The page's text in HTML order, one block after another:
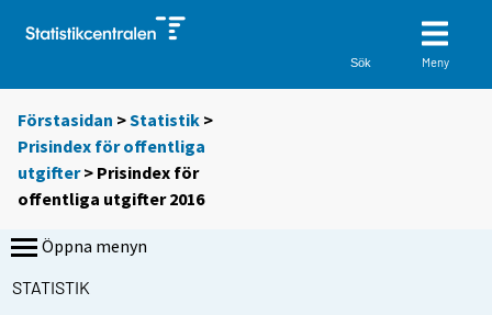
Sök Meny
Förstasidan >Statistik >
Prisindex för offentliga
utgifter> Prisindex för
offentliga utgifter 2016
Öppna menyn
STATISTIK